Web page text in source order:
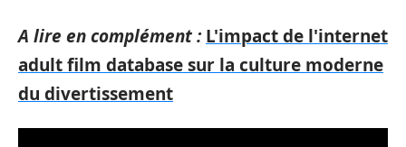
A lire en complément : L'impact de l'internet
adult film database sur la culture moderne
du divertissement